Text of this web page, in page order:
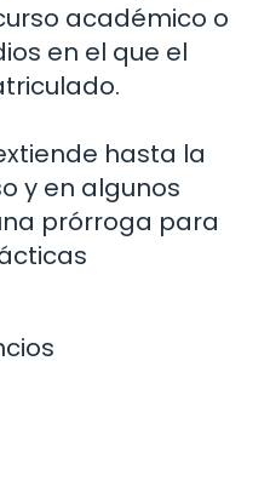
académico o
en el que el
hasta la
y en algunos
prórroga para